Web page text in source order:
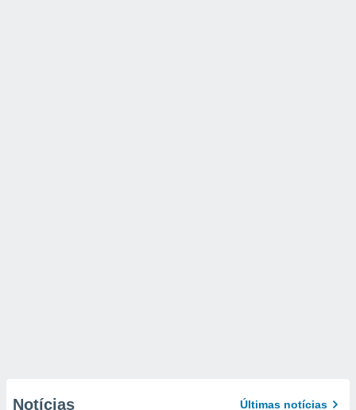
Notícias Últimas notícias